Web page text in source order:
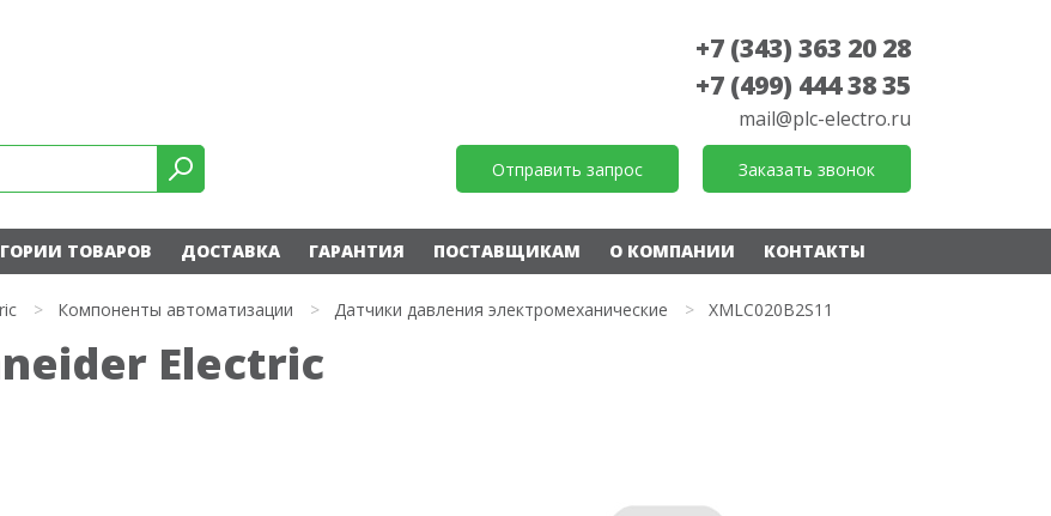
+7 (343) 363 20 28
+7 (499) 444 38 35
mail@plc-electro.ru
Отправить запрос Заказать звонок
ТОВАРОВ ДОСТАВКА ГАРАНТИЯ ПОСТАВЩИКАМ О КОМПАНИИ КОНТАКТЫ
> Компоненты автоматизации > Датчики давления электромеханические > XMLC020B2S11
Electric